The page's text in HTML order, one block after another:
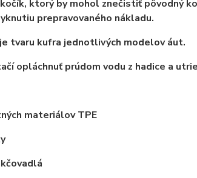
ktorý by mohol znečistiť pôvodný
prepravovaného nákladu.
tvaru kufra jednotlivých modelov áut.
opláchnuť prúdom vodu z hadice a
materiálov TPE